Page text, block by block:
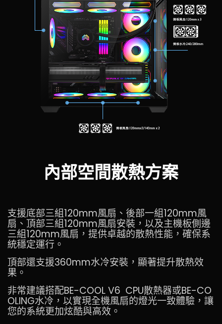
內部空間散熱方案
支援底部三組120mm風扇、後部一組120mm風
扇、頂部三組120mm風扇安裝，以及主機板側邊
三組120mm風扇，提供卓越的散熱性能，確保系
統穩定運行。
頂部還支援360mm水冷安裝，顯著提升散熱效
果。
非常建議搭配BE-COOL V6 CPU散熱器或BE-CO
OLING水冷，以實現全機風扇的燈光一致體驗，讓
您的系統更加炫酷與高效。